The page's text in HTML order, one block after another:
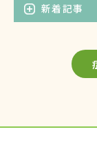
新着記事